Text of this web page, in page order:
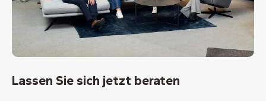
Lassen Sie sich jetzt beraten